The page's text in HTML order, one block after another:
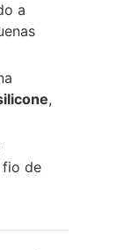
a
,
fio de